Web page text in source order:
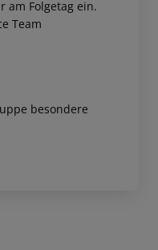
am Folgetag ein.
Team
besondere